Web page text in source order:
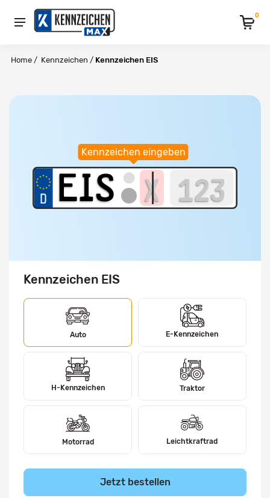
0
Home / Kennzeichen / Kennzeichen EIS
Kennzeichen eingeben
Kennzeichen EIS
Auto E-Kennzeichen
H-Kennzeichen Traktor
Motorrad Leichtkraftrad
Jetzt bestellen